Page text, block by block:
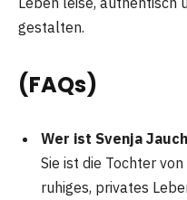
gestalten.
(FAQs)
Wer ist Svenja
Sie ist die Tochter
ruhiges, privates